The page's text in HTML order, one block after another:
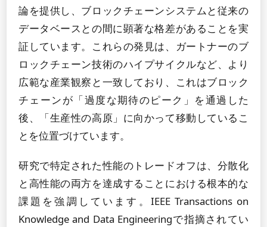
論を提供し、ブロックチェーンシステムと従来の
データベースとの間に顕著な格差があることを実
証しています。これらの発見は、ガートナーのブ
ロックチェーン技術のハイプサイクルなど、より
広範な産業観察と一致しており、これはブロック
チェーンが「過度な期待のピーク」を通過した
後、「生産性の高原」に向かって移動しているこ
とを位置づけています。
研究で特定された性能のトレードオフは、分散化
と高性能の両方を達成することにおける根本的な
課題を強調しています。IEEE Transactions on
Knowledge and Data Engineeringで指摘されてい